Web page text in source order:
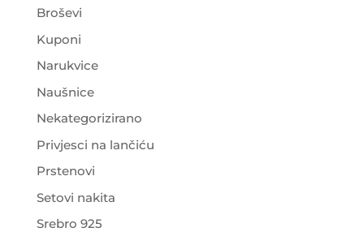
Broševi
Kuponi
Narukvice
Naušnice
Nekategorizirano
Privjesci na lančiću
Prstenovi
Setovi nakita
Srebro 925